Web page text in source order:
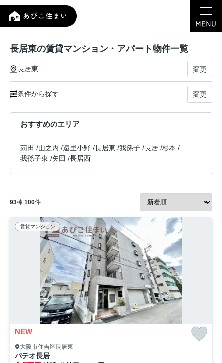
長居東の賃貸マンション・アパート物件一覧
長居東 変更
条件から探す 変更
おすすめのエリア
苅田 /山之内 /遠里小野 /長居東 /我孫子 /長居 /杉本 /
我孫子東 /矢田 /長居西
93棟 100件
賃貸マンション
NEW
大阪市住吉区長居東
パテオ長居